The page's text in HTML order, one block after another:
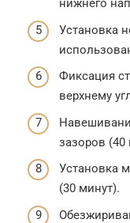
нижнего
Установка
Фиксация
верхнему
зазоров (40
Установка
(30 минут).